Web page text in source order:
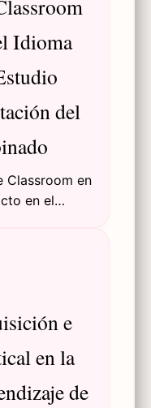
Idioma
del
Classroom en
en el
centrada
por la
e
en la
de